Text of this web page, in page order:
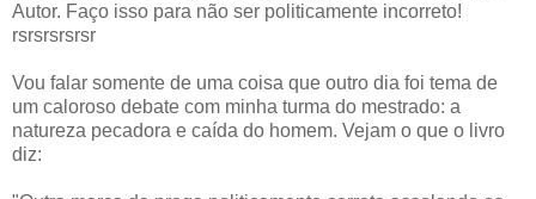
Autor. Faço isso para não ser politicamente incorreto!
rsrsrsrsrsr
Vou falar somente de uma coisa que outro dia foi tema de
um caloroso debate com minha turma do mestrado: a
natureza pecadora e caída do homem. Vejam o que o livro
diz: